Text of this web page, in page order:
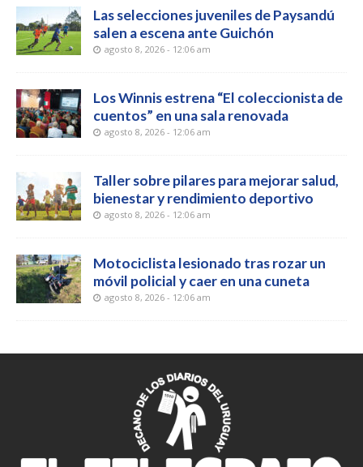
Las selecciones juveniles de Paysandú
salen a escena ante Guichón
agosto 8, 2026 - 12:06 am
Los Winnis estrena “El coleccionista de
cuentos” en una sala renovada
agosto 8, 2026 - 12:06 am
Taller sobre pilares para mejorar salud,
bienestar y rendimiento deportivo
agosto 8, 2026 - 12:06 am
Motociclista lesionado tras rozar un
móvil policial y caer en una cuneta
agosto 8, 2026 - 12:06 am